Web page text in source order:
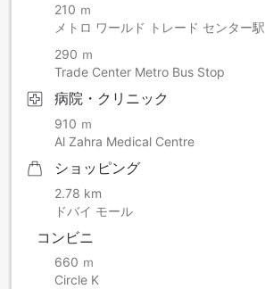
210 ｍ
メトロ ワールド トレード センター駅
290 ｍ
Trade Center Metro Bus Stop
病院・クリニック
910 ｍ
Al Zahra Medical Centre
ショッピング
2.78 km
ドバイ モール
コンビニ
660 ｍ
Circle K